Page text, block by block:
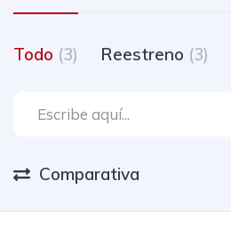
Todo (3) Reestreno (3)
Comparativa